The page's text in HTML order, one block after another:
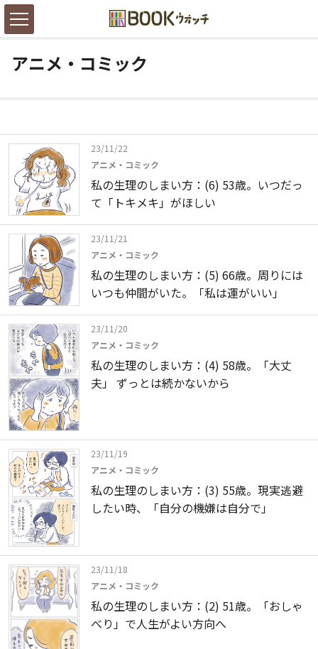
アニメ・コミック
23/11/22
アニメ・コミック
私の生理のしまい方：(6) 53歳。いつだっ
て「トキメキ」がほしい
23/11/21
アニメ・コミック
私の生理のしまい方：(5) 66歳。周りには
いつも仲間がいた。「私は運がいい」
23/11/20
アニメ・コミック
私の生理のしまい方：(4) 58歳。「大丈
夫」 ずっとは続かないから
23/11/19
アニメ・コミック
私の生理のしまい方：(3) 55歳。現実逃避
したい時、「自分の機嫌は自分で」
23/11/18
アニメ・コミック
私の生理のしまい方：(2) 51歳。「おしゃ
べり」で人生がよい方向へ